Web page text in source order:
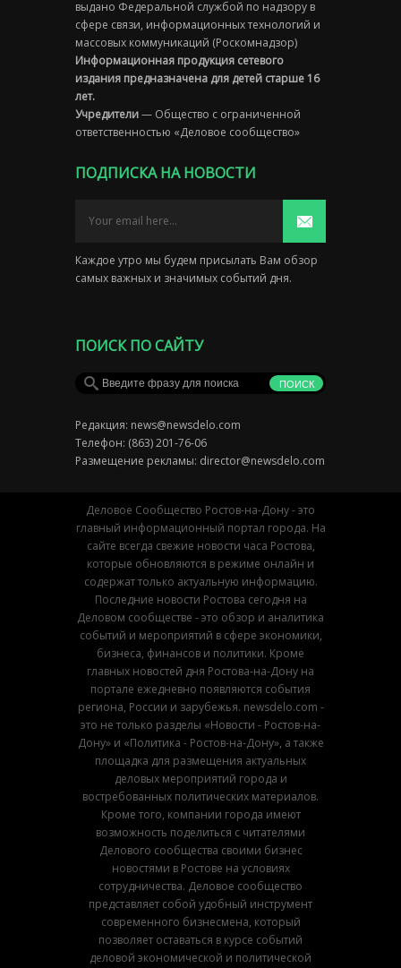
выдано Федеральной службой по надзору в
сфере связи, информационных технологий и
массовых коммуникаций (Роскомнадзор)
Информационная продукция сетевого
издания предназначена для детей старше 16
лет.
Учредители— Общество с ограниченной
ответственностью «Деловое сообщество»
ПОДПИСКА НА НОВОСТИ
Каждое утро мы будем присылать Вам обзор
самых важных и значимых событий дня.
ПОИСК ПО САЙТУ
Редакция: news@newsdelo.com
Телефон: (863) 201-76-06
Размещение рекламы: director@newsdelo.com
Деловое Сообщество Ростов-на-Дону - это
главный информационный портал города. На
сайте всегда свежие новости часа Ростова,
которые обновляются в режиме онлайн и
содержат только актуальную информацию.
Последние новости Ростова сегодня на
Деловом сообществе - это обзор и аналитика
событий и мероприятий в сфере экономики,
бизнеса, финансов и политики. Кроме
главных новостей дня Ростова-на-Дону на
портале ежедневно появляются события
региона, России и зарубежья. newsdelo.com -
это не только разделы «Новости - Ростов-на-
Дону» и «Политика - Ростов-на-Дону», а также
площадка для размещения актуальных
деловых мероприятий города и
востребованных политических материалов.
Кроме того, компании города имеют
возможность поделиться с читателями
Делового сообщества своими бизнес
новостями в Ростове на условиях
сотрудничества. Деловое сообщество
представляет собой удобный инструмент
современного бизнесмена, который
позволяет оставаться в курсе событий
деловой экономической и политической